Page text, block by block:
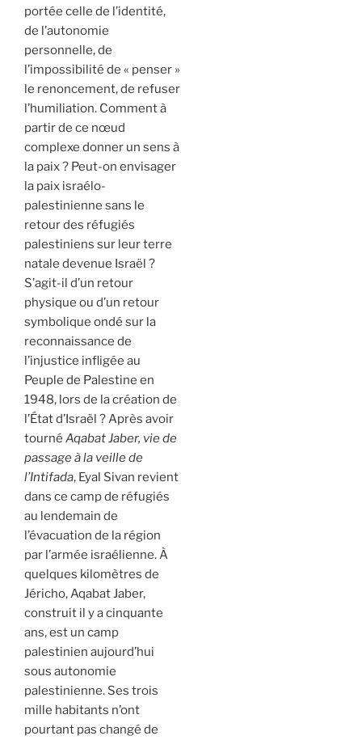
portée celle de l’identité,
de l’autonomie
personnelle, de
l’impossibilité de « penser »
le renoncement, de refuser
l’humiliation. Comment à
partir de ce nœud
complexe donner un sens à
la paix ? Peut-on envisager
la paix israélo-
palestinienne sans le
retour des réfugiés
palestiniens sur leur terre
natale devenue Israël ?
S’agit-il d’un retour
physique ou d’un retour
symbolique ondé sur la
reconnaissance de
l’injustice infligée au
Peuple de Palestine en
1948, lors de la création de
l’État d’Israël ? Après avoir
tourné Aqabat Jaber, vie de
passage à la veille de
l’Intifada, Eyal Sivan revient
dans ce camp de réfugiés
au lendemain de
l’évacuation de la région
par l’armée israélienne. À
quelques kilomètres de
Jéricho, Aqabat Jaber,
construit il y a cinquante
ans, est un camp
palestinien aujourd’hui
sous autonomie
palestinienne. Ses trois
mille habitants n’ont
pourtant pas changé de